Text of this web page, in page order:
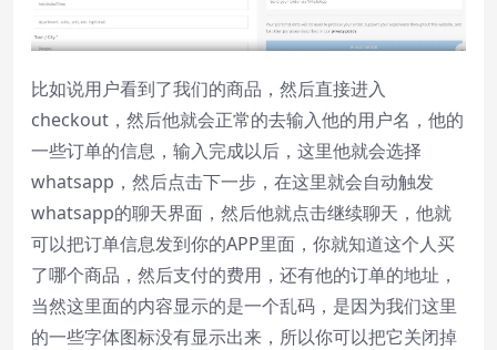
比如说用户看到了我们的商品，然后直接进入
checkout，然后他就会正常的去输入他的用户名，他的
一些订单的信息，输入完成以后，这里他就会选择
whatsapp，然后点击下一步，在这里就会自动触发
whatsapp的聊天界面，然后他就点击继续聊天，他就
可以把订单信息发到你的APP里面，你就知道这个人买
了哪个商品，然后支付的费用，还有他的订单的地址，
当然这里面的内容显示的是一个乱码，是因为我们这里
的一些字体图标没有显示出来，所以你可以把它关闭掉